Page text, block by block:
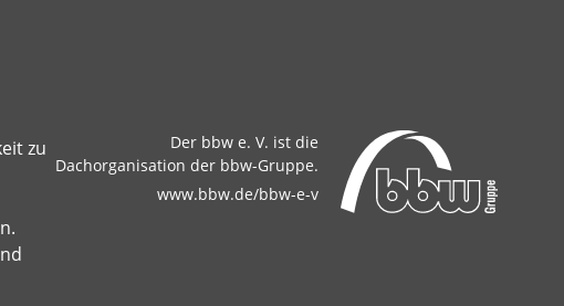
zu
Der bbw e. V. ist die
Dachorganisation der bbw-Gruppe.
www.bbw.de/bbw-e-v